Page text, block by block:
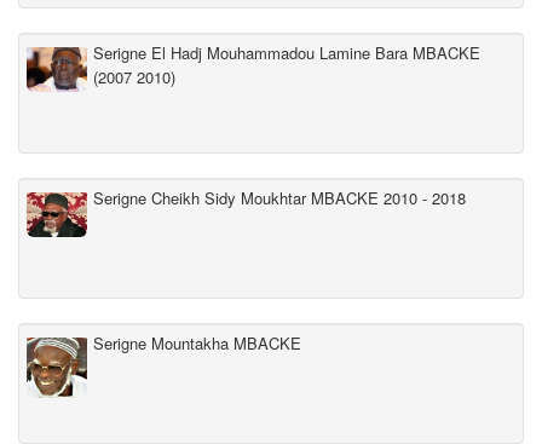
Serigne El Hadj Mouhammadou Lamine Bara MBACKE
(2007 2010)
Serigne Cheikh Sidy Moukhtar MBACKE 2010 - 2018
Serigne Mountakha MBACKE